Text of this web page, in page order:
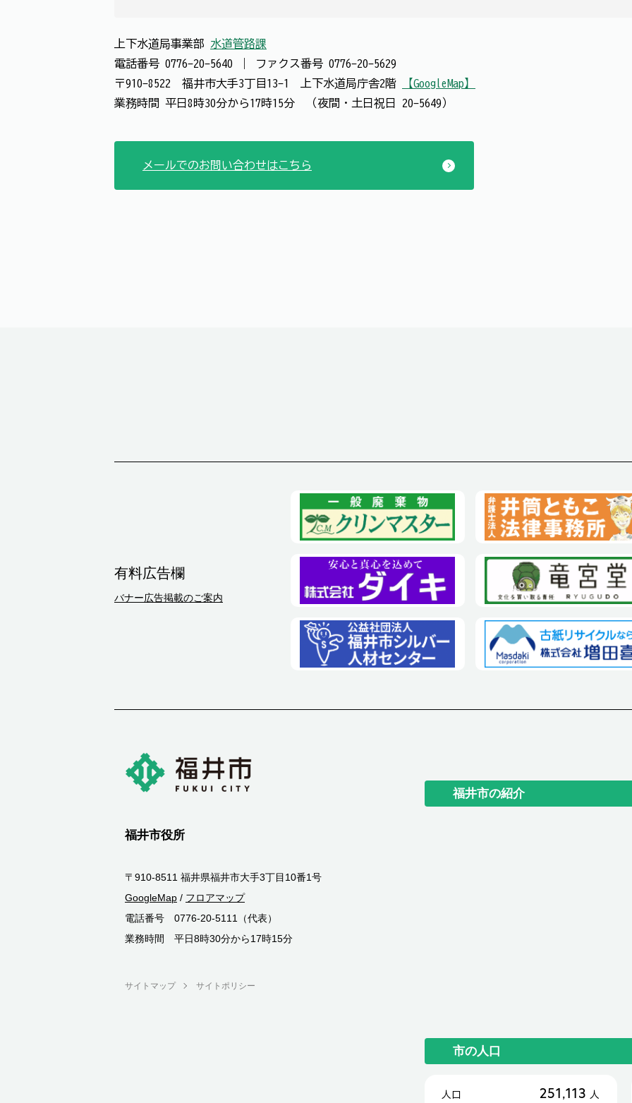
上下水道局事業部 水道管路課
電話番号 0776-20-5640 ファクス番号 0776-20-5629
〒910-8522 福井市大手3丁目13-1 上下水道局庁舎2階
【GoogleMap】
業務時間 平日8時30分から17時15分 （夜間・土日祝日 20-5649）
メールでのお問い合わせはこちら
有料広告欄
バナー広告掲載のご案内
福井市役所
〒910-8511 福井県福井市大手3丁目10番1号
GoogleMap / フロアマップ
電話番号 0776-20-5111（代表）
業務時間 平日8時30分から17時15分
サイトマップ サイトポリシー
福井市の紹介
市の人口
人口 251,113 人